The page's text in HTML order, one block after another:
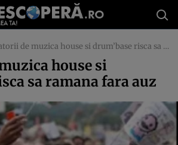
de muzica house si drum’base risca sa ramana fara auz
house si
sa ramana fara auz